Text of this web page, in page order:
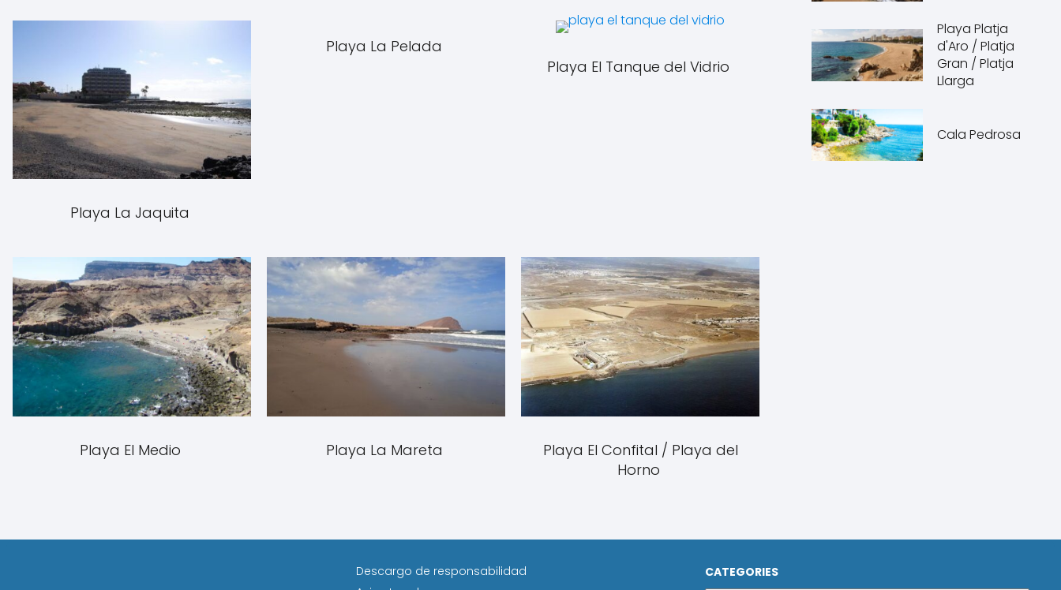
Playa La Jaquita
Playa La Pelada
Playa El Tanque del Vidrio
Playa El Medio Playa La Mareta
Playa El Confital / Playa del
Horno
Playa Platja
d'Aro / Platja
Gran / Platja
Llarga
Cala Pedrosa
Descargo de responsabilidad
CATEGORIES